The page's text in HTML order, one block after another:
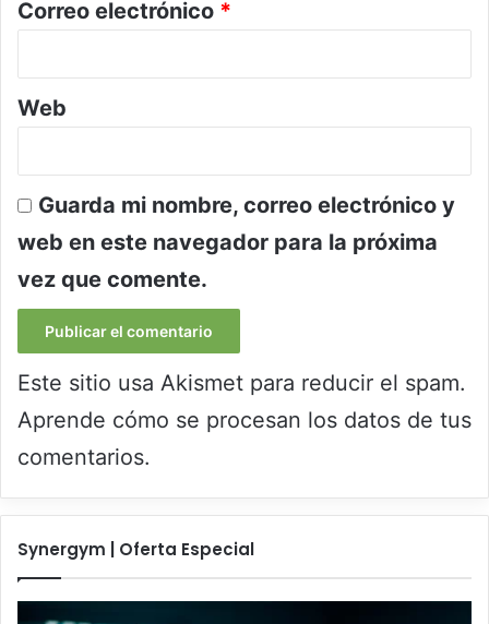
Correo electrónico *
Web
Guarda mi nombre, correo electrónico y
web en este navegador para la próxima
vez que comente.
Este sitio usa Akismet para reducir el spam.
Aprende cómo se procesan los datos de tus
comentarios.
Synergym | Oferta Especial